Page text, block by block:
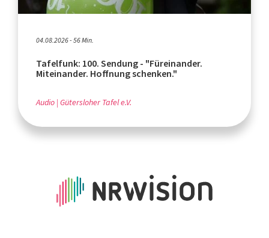
04.08.2026 - 56 Min.
Tafelfunk: 100. Sendung - "Füreinander.
Miteinander. Hoffnung schenken."
Audio Gütersloher Tafel e.V.